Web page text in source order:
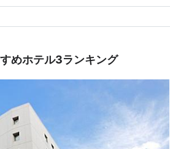
めホテル3ランキング